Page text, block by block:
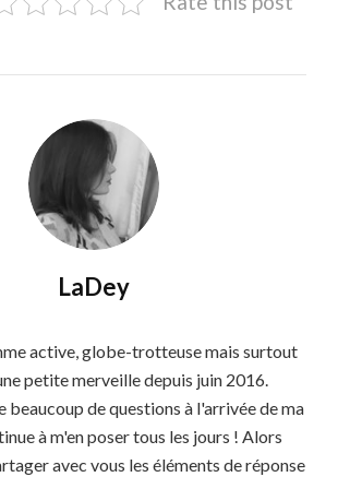
LaDey
active, globe-trotteuse mais surtout
petite merveille depuis juin 2016.
beaucoup de questions à l'arrivée de ma
à m'en poser tous les jours ! Alors
avec vous les éléments de réponse